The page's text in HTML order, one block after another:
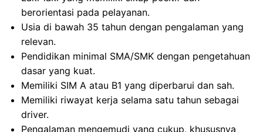
berorientasi pada pelayanan.
Usia di bawah 35 tahun dengan pengalaman yang
relevan.
Pendidikan minimal SMA/SMK dengan pengetahuan
dasar yang kuat.
Memiliki SIM A atau B1 yang diperbarui dan sah.
Memiliki riwayat kerja selama satu tahun sebagai
driver.
Pengalaman mengemudi yang cukup, khususnya